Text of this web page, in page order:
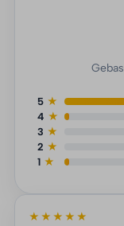
5 ★
4 ★
3 ★
2 ★
1 ★
★★★★★